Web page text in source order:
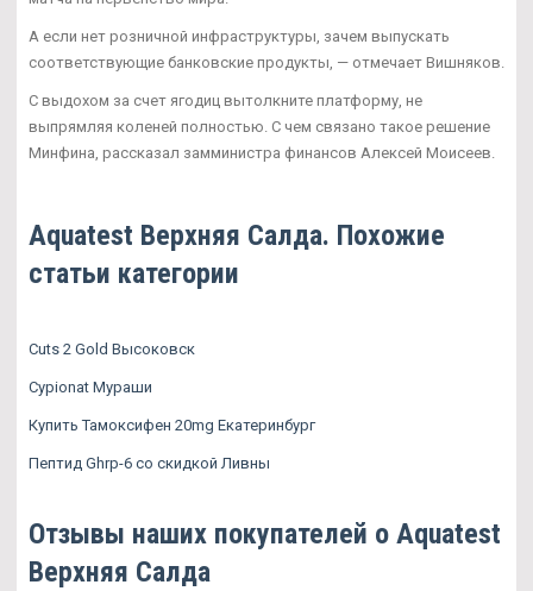
А если нет розничной инфраструктуры, зачем выпускать
соответствующие банковские продукты, — отмечает Вишняков.
С выдохом за счет ягодиц вытолкните платформу, не
выпрямляя коленей полностью. С чем связано такое решение
Минфина, рассказал замминистра финансов Алексей Моисеев.
Aquatest Верхняя Салда. Похожие
статьи категории
Cuts 2 Gold Высоковск
Cypionat Мураши
Купить Тамоксифен 20mg Екатеринбург
Пептид Ghrp-6 со скидкой Ливны
Отзывы наших покупателей о Aquatest
Верхняя Салда